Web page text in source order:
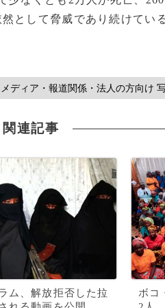
として脅威であり続けてい
メディア・報道関係・法人の方向け
関連記事
ム、解放拒否した拉
ボコ